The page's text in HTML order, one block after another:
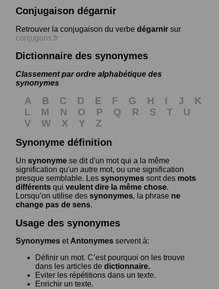
Conjugaison dégarnir
Retrouver la conjugaison du verbe dégarnir sur
conjugons.fr
Dictionnaire des synonymes
Classement par ordre alphabétique des
synonymes
A B C D E F G H I J
K
L
M N O P Q R S T
U
V
W X Y
Z
Synonyme définition
Un synonyme se dit d'un mot qui a la même
signification qu'un autre mot, ou une signification
presque semblable. Les synonymes sont des mots
différents qui veulent dire la même chose.
Lorsqu’on utilise des synonymes, la phrase ne
change pas de sens.
Usage des synonymes
Synonymes et Antonymes servent à:
Définir un mot. C’est pourquoi on les trouve
dans les articles de dictionnaire.
Eviter les répétitions dans un texte.
Enrichir un texte.